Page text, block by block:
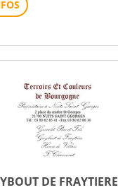
DE FRAYTIERE